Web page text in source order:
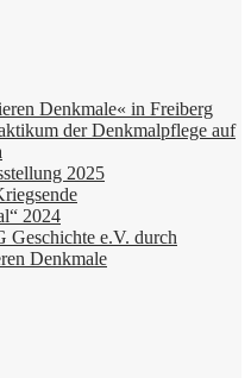
Denkmale« in Freiberg
der Denkmalpflege auf
2025
2024
Geschichte e.V. durch
Denkmale